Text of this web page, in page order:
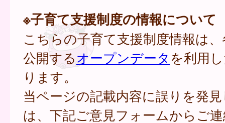
※子育て支援制度の情報について
こちらの子育て支援制度情報は
公開するオープンデータ を利用
ります。
当ページの記載内容に誤りを発
は、下記ご意見フォームからご